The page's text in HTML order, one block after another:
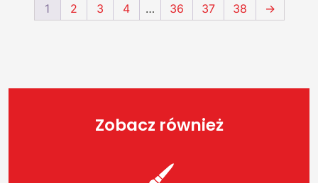
1 2 3 4 … 36 37 38 →
Zobacz również